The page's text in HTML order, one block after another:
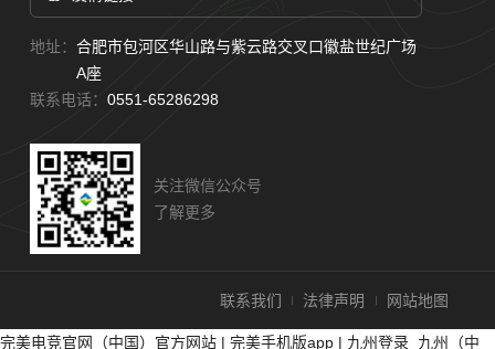
地址： 合肥市包河区华山路与紫云路交叉口徽盐世纪广场
A座
联系电话： 0551-65286298
关注微信公众号
了解更多
联系我们 法律声明 网站地图
完美电竞官网（中国）官方网站 | 完美手机版app | 九州登录_九州（中